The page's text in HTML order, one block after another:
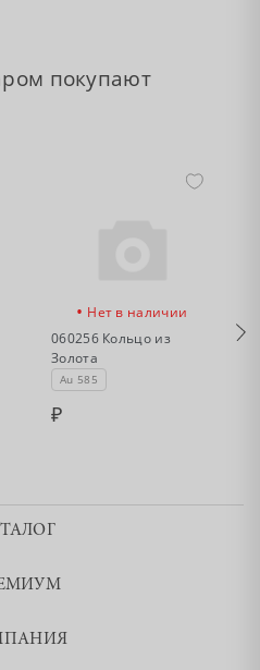
покупают
• Нет в наличии
060256 Кольцо из
Золота
Au 585